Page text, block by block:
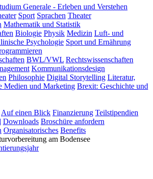
Generale - Erleben und Verstehen
Sport Sprachen Theater
Mathematik und Statistik
Biologie Physik Medizin Luft- und
Psychologie Sport und Ernährung
BWL/VWL Rechtswissenschaften
Kommunikationsdesign
Philosophie Digital Storytelling Literatur,
Medien und Marketing Brexit: Geschichte und
Auf einen Blick Finanzierung Teilstipendien
Downloads Broschüre anfordern
Organisatorisches Benefits
am Bodensee